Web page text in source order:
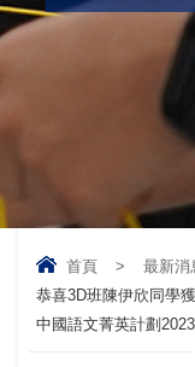
首頁 > 最新消
恭喜3D班陳伊欣同學
中國語文菁英計劃